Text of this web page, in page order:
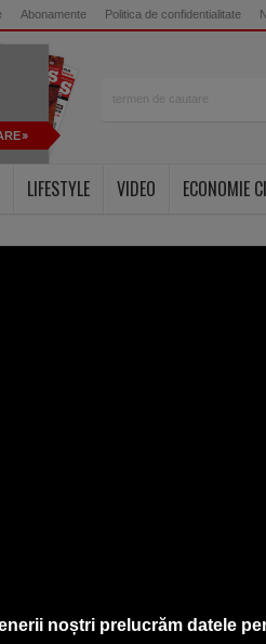
Abonamente Politica de confidentialitate
LIFESTYLE VIDEO ECONOMIE
noștri prelucrăm datele